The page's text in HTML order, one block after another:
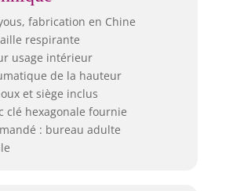
fabrication en Chine
respirante
usage intérieur
de la hauteur
et siège inclus
clé hexagonale fournie
: bureau adulte